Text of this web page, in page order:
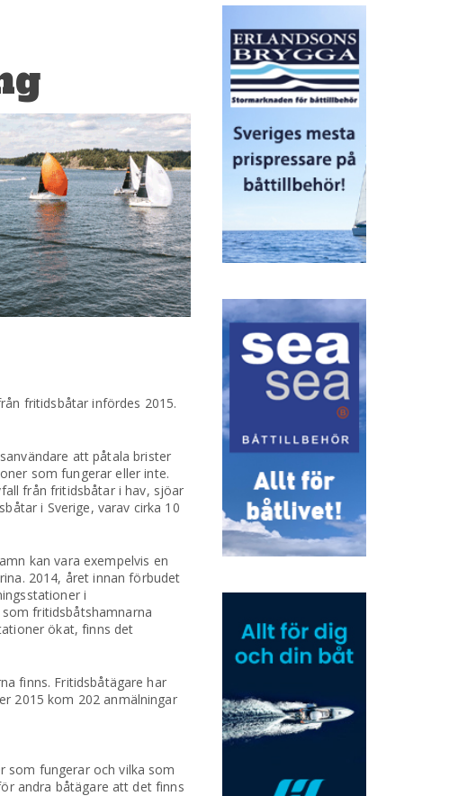
fritidsbåtar infördes 2015.
att påtala brister
som fungerar eller inte.
från fritidsbåtar i hav, sjöar
i Sverige, varav cirka 10
kan vara exempelvis en
2014, året innan förbudet
i
fritidsbåtshamnarna
ökat, finns det
finns. Fritidsbåtägare har
2015 kom 202 anmälningar
som fungerar och vilka som
andra båtägare att det finns